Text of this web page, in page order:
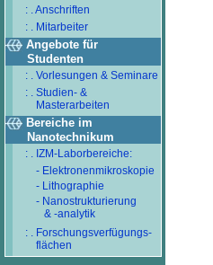
: . Anschriften
: . Mitarbeiter
Angebote für
Studenten
: . Vorlesungen & Seminare
: . Studien- &
Masterarbeiten
Bereiche im
Nanotechnikum
: . IZM-Laborbereiche:
- Elektronenmikroskopie
- Lithographie
- Nanostrukturierung
& -analytik
: . Forschungsverfügungs-
flächen